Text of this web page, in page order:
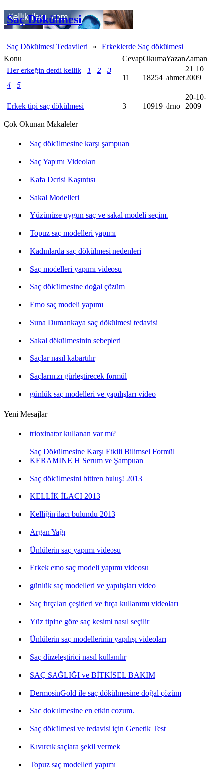
Saç Dökülmesi
Saç Dökülmesi Tedavileri »
Erkeklerde Saç dökülmesi
Konu
CevapOkumaYazanZaman
Her erkeğin derdi kellik
1 2
3
4
5
11 18254 ahmet
21-10-
2009
Erkek tipi saç dökülmesi 3 10919 drno
20-10-
2009
Çok Okunan Makaleler
Saç dökülmesine karşı şampuan
Saç Yapımı Videoları
Kafa Derisi Kaşıntısı
Sakal Modelleri
Yüzünüze uygun saç ve sakal modeli seçimi
Topuz saç modelleri yapımı
Kadınlarda saç dökülmesi nedenleri
Saç modelleri yapımı videosu
Saç dökülmesine doğal çözüm
Emo saç modeli yapımı
Suna Dumankaya saç dökülmesi tedavisi
Sakal dökülmesinin sebepleri
Saçlar nasıl kabartılır
Saçlarınızı gürleştirecek formül
günlük saç modelleri ve yapılışları video
Yeni Mesajlar
trioxinator kullanan var mı?
Saç Dökülmesine Karşı Etkili Bilimsel Formül
KERAMINE H Serum ve Şampuan
Saç dökülmesini bitiren buluş! 2013
KELLİK İLACI 2013
Kelliğin ilacı bulundu 2013
Argan Yağı
Ünlülerin saç yapımı videosu
Erkek emo saç modeli yapımı videosu
günlük saç modelleri ve yapılışları video
Saç fırçaları çeşitleri ve fırça kullanımı videoları
Yüz tipine göre saç kesimi nasıl seçilir
Ünlülerin saç modellerinin yapılışı videoları
Saç düzeleştirici nasıl kullanılır
SAÇ SAĞLIĞI ve BİTKİSEL BAKIM
DermosinGold ile saç dökülmesine doğal çözüm
Sac dokulmesine en etkin cozum.
Saç dökülmesi ve tedavisi için Genetik Test
Kıvırcık saçlara şekil vermek
Topuz saç modelleri yapımı